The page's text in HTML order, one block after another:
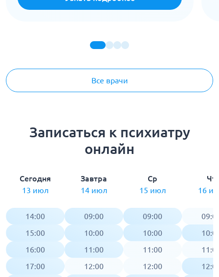
Все врачи
Записаться к психиатру
онлайн
Сегодня
13 июл
14:00
15:00
16:00
17:00
Завтра
14 июл
09:00
10:00
11:00
12:00
Ср
15 июл
09:00
10:00
11:00
12:00
Чт
16